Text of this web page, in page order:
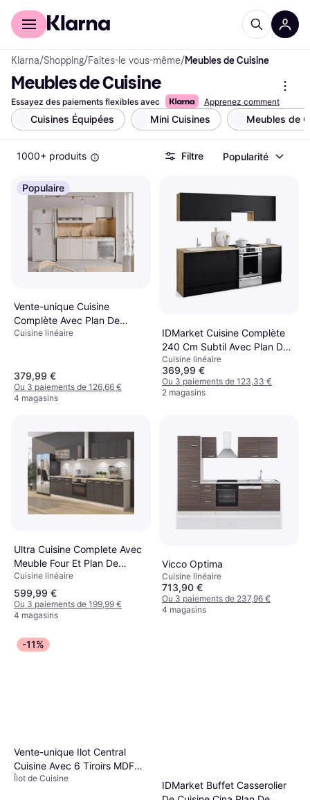
Acheter avec Klarna
Klarna/Shopping/Faites-le vous-même/Meubles de Cuisine
Meubles de Cuisine
Essayez des paiements flexibles avec Apprenez comment
Cuisines Équipées Mini Cuisines Meubles de
1000+ produits Filtre Popularité
Populaire
Vente-unique Cuisine
Complète Avec Plan De
Travail 200 Cm - Beige
Cuisine linéaire
379,99 €
Ou 3 paiements de 126,66 €
4 magasins
IDMarket Cuisine Complète
240 Cm Subtil Avec Plan De
Travail Bois Noir
Cuisine linéaire
369,99 €
Ou 3 paiements de 123,33 €
2 magasins
Ultra Cuisine Complete Avec
Meuble Four Et Plan De
Travail - Gris Mat
Cuisine linéaire
599,99 €
Ou 3 paiements de 199,99 €
4 magasins
Vicco Optima
Cuisine linéaire
713,90 €
Ou 3 paiements de 237,96 €
4 magasins
-11%
Vente-unique Ilot Central
Cuisine Avec 6 Tiroirs MDF
Métal - Noir/Blanc
Îlot de Cuisine
IDMarket Buffet Casserolier